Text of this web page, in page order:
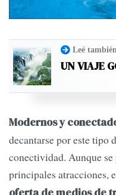
Leé
UN VIAJE
Modernos y
decantarse por este tipo
conectividad. Aunque se
principales atracciones,